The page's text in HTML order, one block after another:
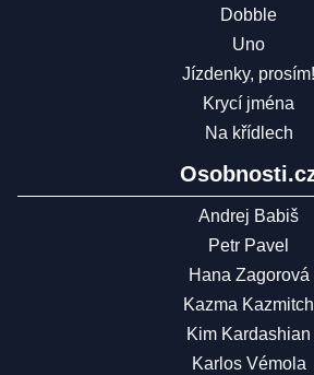
Dobble
Uno
Jízdenky, prosím!
Krycí jména
Na křídlech
Andrej Babiš
Petr Pavel
Hana Zagorová
Kazma Kazmitch
Kim Kardashian
Karlos Vémola